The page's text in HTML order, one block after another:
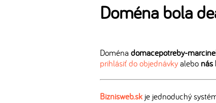
Doména bola
Doména domacepotreby-
prihlásiť do objednávkyalebo nás
Biznisweb.sk je jednoduchý